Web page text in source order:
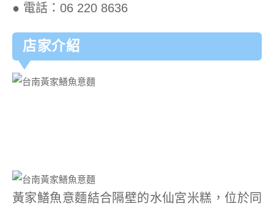
● 電話：06 220 8636
店家介紹
黃家鱔魚意麵結合隔壁的水仙宮米糕，位於同